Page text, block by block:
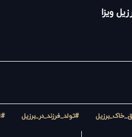
ویزا
#تولد_فرزند_در_برزیل